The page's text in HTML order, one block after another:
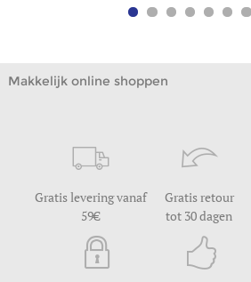
Makkelijk online shoppen
Gratis levering vanaf
59
Gratis retour
tot 30 dagen